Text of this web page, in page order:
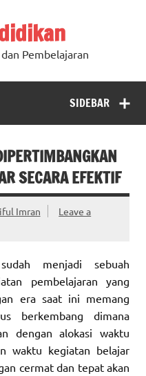
Pembelajaran
SIDEBAR
SECARA EFEKTIF
Imran
Leave a
menjadi sebuah
pembelajaran yang
era saat ini memang
berkembang dimana
dengan alokasi waktu
waktu kegiatan belajar
cermat dan tepat akan